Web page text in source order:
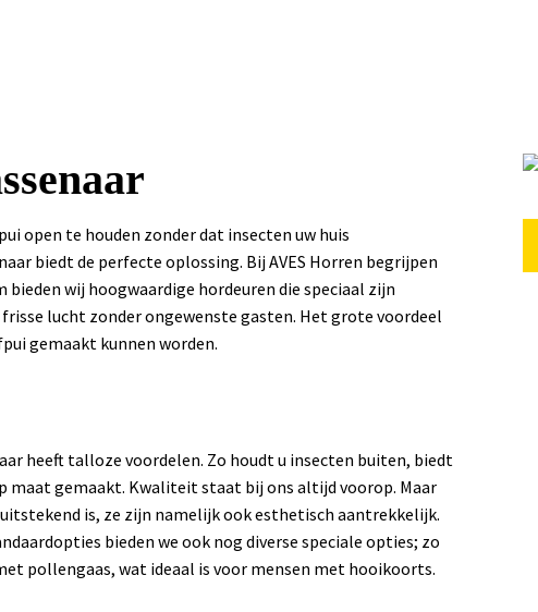
open te houden zonder dat insecten uw huis
biedt de perfecte oplossing. Bij AVES Horren begrijpen
wij hoogwaardige hordeuren die speciaal zijn
lucht zonder ongewenste gasten. Het grote voordeel
gemaakt kunnen worden.
heeft talloze voordelen. Zo houdt u insecten buiten, biedt
maat gemaakt. Kwaliteit staat bij ons altijd voorop. Maar
is, ze zijn namelijk ook esthetisch aantrekkelijk.
bieden we ook nog diverse speciale opties; zo
pollengaas, wat ideaal is voor mensen met hooikoorts.